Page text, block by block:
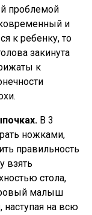
проблемой
и
к ребенку, то
закинута
к
В 3
ножками,
правильность
взять
стола,
малыш
наступая на всю